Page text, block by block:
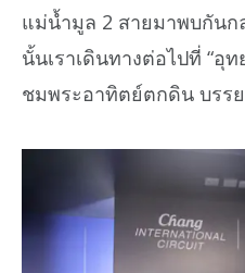
แม่น้ำมูล 2 สายมาพบกันก
นั้นเราเดินทางต่อไปที่ “อุ
ชมพระอาทิตย์ตกดิน บรร